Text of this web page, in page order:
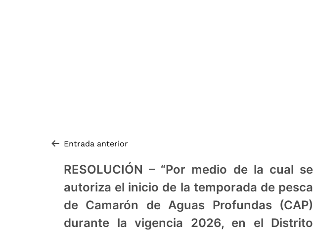
Navegación de entradas
Entrada anterior
RESOLUCIÓN – “Por medio de la cual se
autoriza el inicio de la temporada de pesca
de Camarón de Aguas Profundas (CAP)
durante la vigencia 2026, en el Distrito